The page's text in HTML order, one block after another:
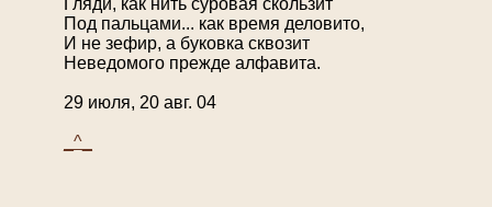
Гляди, как нить суровая скользит
Под пальцами... как время деловито,
И не зефир, а буковка сквозит
Неведомого прежде алфавита.
29 июля, 20 авг. 04
_^_